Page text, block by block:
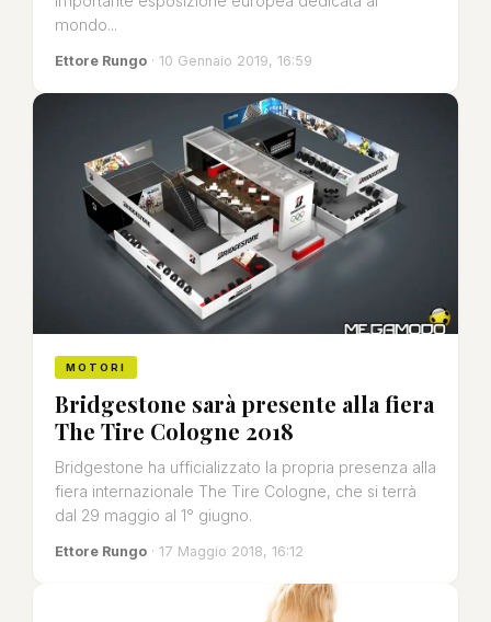
mondo...
Ettore Rungo · 10 Gennaio 2019, 16:59
MOTORI
Bridgestone sarà presente alla fiera
The Tire Cologne 2018
Bridgestone ha ufficializzato la propria presenza alla
fiera internazionale The Tire Cologne, che si terrà
dal 29 maggio al 1° giugno.
Ettore Rungo · 17 Maggio 2018, 16:12